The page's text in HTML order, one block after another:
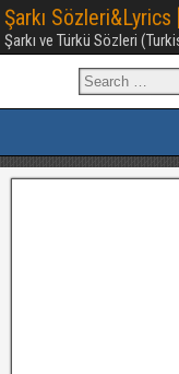
Şarkı
Şarkı ve Türkü Sözleri